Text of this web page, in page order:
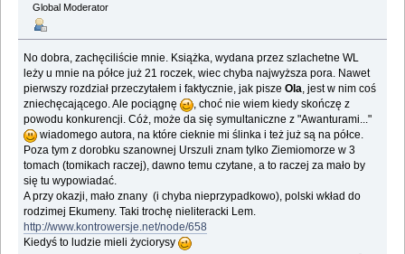
Global Moderator
No dobra, zachęciliście mnie. Książka, wydana przez szlachetne WL
leży u mnie na półce już 21 roczek, wiec chyba najwyższa pora. Nawet
pierwszy rozdział przeczytałem i faktycznie, jak piszeOla, jest w nim coś
zniechęcającego. Ale pociągnę
, choć nie wiem kiedy skończę z
powodu konkurencji. Cóż, może da się symultaniczne z "Awanturami..."
wiadomego autora, na które cieknie mi ślinka i też już są na półce.
Poza tym z dorobku szanownej Urszuli znam tylko Ziemiomorze w 3
tomach (tomikach raczej), dawno temu czytane, a to raczej za mało by
się tu wypowiadać.
A przy okazji, mało znany (i chyba nieprzypadkowo), polski wkład do
rodzimej Ekumeny. Taki trochę nieliteracki Lem.
http://www.kontrowersje.net/node/658
Kiedyś to ludzie mieli życiorysy